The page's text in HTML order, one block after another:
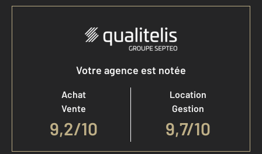
Votre agence est notée
Achat
Vente
9,2/10
Location
Gestion
9,7/10